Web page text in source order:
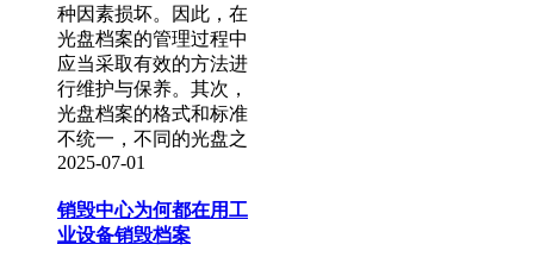
种因素损坏。因此，在
光盘档案的管理过程中
应当采取有效的方法进
行维护与保养。其次，
光盘档案的格式和标准
不统一，不同的光盘之
2025-07-01
销毁中心为何都在用工
业设备销毁档案